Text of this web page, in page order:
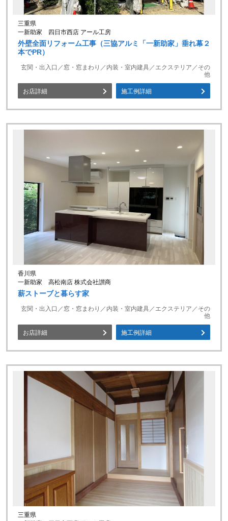
三重県
一新助家 四日市西店 アール工房
外壁全面リフォーム工事（三協アルミ「一新助家」垂れ幕２
本でPR）
玄関・出入口／窓・窓まわり／内装・室内建具／エクステリア／その
他
お店詳細 施工例詳細
香川県
一新助家 高松南店 株式会社讃商
薪ストーブと暮らす家
玄関・出入口／窓・窓まわり／内装・室内建具／エクステリア／その
他
お店詳細 施工例詳細
三重県